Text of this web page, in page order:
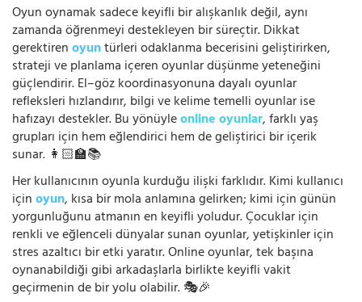
Oyun oynamak sadece keyifli bir alışkanlık değil, aynı
zamanda öğrenmeyi destekleyen bir süreçtir. Dikkat
gerektirenoyuntürleri odaklanma becerisini geliştirirken,
strateji ve planlama içeren oyunlar düşünme yeteneğini
güçlendirir. El–göz koordinasyonuna dayalı oyunlar
refleksleri hızlandırır, bilgi ve kelime temelli oyunlar ise
hafızayı destekler. Bu yönüyleonline oyunlar, farklı yaş
grupları için hem eğlendirici hem de geliştirici bir içerik
sunar. 👩🏻‍🏫📚
Her kullanıcının oyunla kurduğu ilişki farklıdır. Kimi kullanıcı
içinoyun, kısa bir mola anlamına gelirken; kimi için günün
yorgunluğunu atmanın en keyifli yoludur. Çocuklar için
renkli ve eğlenceli dünyalar sunan oyunlar, yetişkinler için
stres azaltıcı bir etki yaratır. Online oyunlar, tek başına
oynanabildiği gibi arkadaşlarla birlikte keyifli vakit
geçirmenin de bir yolu olabilir. 🎭🎉